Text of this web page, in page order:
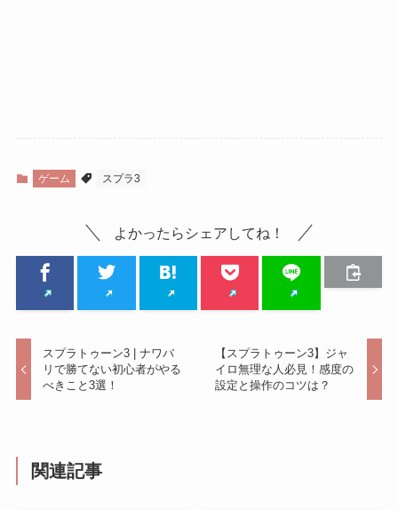
ゲーム スプラ3
よかったらシェアしてね！
スプラトゥーン3 | ナワバ
リで勝てない初心者がやる
べきこと3選！
【スプラトゥーン3】ジャ
イロ無理な人必見！感度の
設定と操作のコツは？
関連記事